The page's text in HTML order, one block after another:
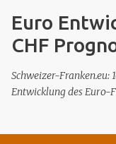
Euro
CHF
Schweizer-
Entwicklung des Euro-